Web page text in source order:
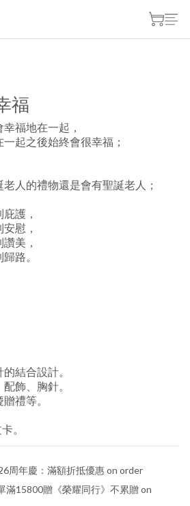
福
福地在一起，
起之後始終會很幸福；
人的禮物還是會有聖誕老人；
護，
慰，
美，
路。
結合設計。
飾、胸針。
禮等。
。
周年慶：滿額折抵優惠 on order
滿15800贈《榮耀同行》不累贈 on